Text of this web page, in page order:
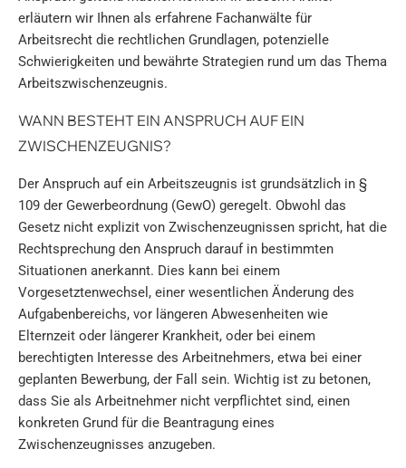
erläutern wir Ihnen als erfahrene Fachanwälte für
Arbeitsrecht die rechtlichen Grundlagen, potenzielle
Schwierigkeiten und bewährte Strategien rund um das Thema
Arbeitszwischenzeugnis.
WANN BESTEHT EIN ANSPRUCH AUF EIN
ZWISCHENZEUGNIS?
Der Anspruch auf ein Arbeitszeugnis ist grundsätzlich in §
109 der Gewerbeordnung (GewO) geregelt. Obwohl das
Gesetz nicht explizit von Zwischenzeugnissen spricht, hat die
Rechtsprechung den Anspruch darauf in bestimmten
Situationen anerkannt. Dies kann bei einem
Vorgesetztenwechsel, einer wesentlichen Änderung des
Aufgabenbereichs, vor längeren Abwesenheiten wie
Elternzeit oder längerer Krankheit, oder bei einem
berechtigten Interesse des Arbeitnehmers, etwa bei einer
geplanten Bewerbung, der Fall sein. Wichtig ist zu betonen,
dass Sie als Arbeitnehmer nicht verpflichtet sind, einen
konkreten Grund für die Beantragung eines
Zwischenzeugnisses anzugeben.